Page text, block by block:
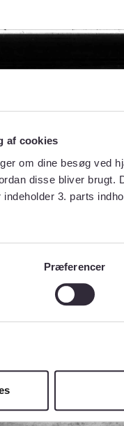
af cookies
om dine besøg ved
disse bliver
indeholder 3. parts
Præferencer